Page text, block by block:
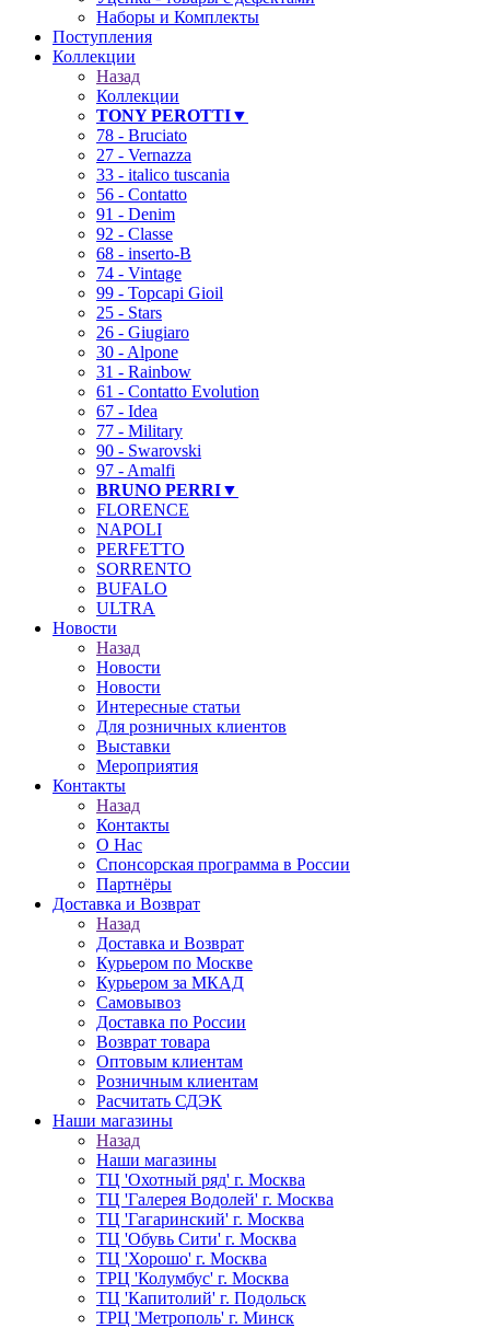
Наборы и Комплекты
Поступления
Коллекции
Назад
Коллекции
TONY PEROTTI▼
78 - Bruciato
27 - Vernazza
33 - italico tuscania
56 - Contatto
91 - Denim
92 - Classe
68 - inserto-B
74 - Vintage
99 - Topcapi Gioil
25 - Stars
26 - Giugiaro
30 - Alpone
31 - Rainbow
61 - Contatto Evolution
67 - Idea
77 - Military
90 - Swarovski
97 - Amalfi
BRUNO PERRI▼
FLORENCE
NAPOLI
PERFETTO
SORRENTO
BUFALO
ULTRA
Новости
Назад
Новости
Новости
Интересные статьи
Для розничных клиентов
Выставки
Мероприятия
Контакты
Назад
Контакты
О Нас
Спонсорская программа в России
Партнёры
Доставка и Возврат
Назад
Доставка и Возврат
Курьером по Москве
Курьером за МКАД
Самовывоз
Доставка по России
Возврат товара
Оптовым клиентам
Розничным клиентам
Расчитать СДЭК
Наши магазины
Назад
Наши магазины
ТЦ 'Охотный ряд' г. Москва
ТЦ 'Галерея Водолей' г. Москва
ТЦ 'Гагаринский' г. Москва
ТЦ 'Обувь Сити' г. Москва
ТЦ 'Хорошо' г. Москва
ТРЦ 'Колумбус' г. Москва
ТЦ 'Капитолий' г. Подольск
ТРЦ 'Метрополь' г. Минск